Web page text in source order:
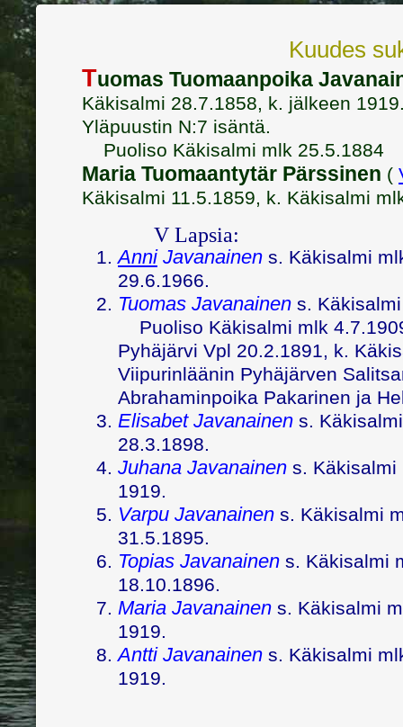
Kuudes
Tuomas Tuomaanpoika
Käkisalmi 28.7.1858, k. jälkeen
Yläpuustin N:7 isäntä.
Puoliso Käkisalmi mlk 25.5.1884
Maria Tuomaantytär Pärssinen (
Käkisalmi 11.5.1859, k. Käkisalmi
V Lapsia:
AnniJavanainen s. Käkisalmi
29.6.1966.
Tuomas Javanainen s.
Puoliso Käkisalmi mlk
Pyhäjärvi Vpl 20.2.1891, k.
Viipurinläänin Pyhäjärven
Abrahaminpoika Pakarinen ja
Elisabet Javanainen s.
28.3.1898.
Juhana Javanainen s. Käkisalmi
1919.
Varpu Javanainen s. Käkisalmi
31.5.1895.
Topias Javanainen s. Käkisalmi
18.10.1896.
Maria Javanainen s. Käkisalmi
1919.
Antti Javanainen s. Käkisalmi
1919.